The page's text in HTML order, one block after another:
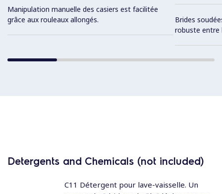
Manipulation manuelle des casiers est facilitée
grâce aux rouleaux allongés.
Brides
robuste entre
Detergents and Chemicals (not included)
C11 Détergent pour lave-vaisselle. Un